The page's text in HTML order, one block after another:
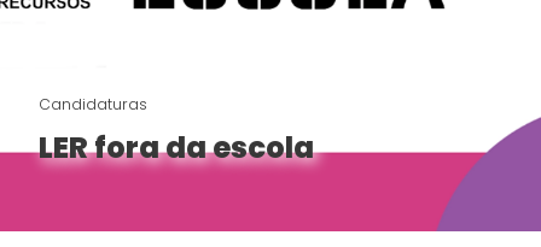
Candidaturas
LER fora da escola